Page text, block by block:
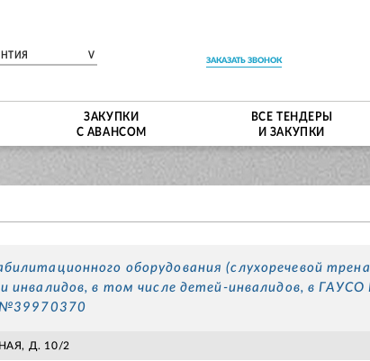
V ЗАКАЗАТЬ ЗВОНОК
ЗАКУПКИ
С АВАНСОМ
ВСЕ ТЕНДЕРЫ
И ЗАКУПКИ
оборудования (слухоречевой
инвалидов, в том числе детей-инвалидов, в
№39970370
Д. 10/2